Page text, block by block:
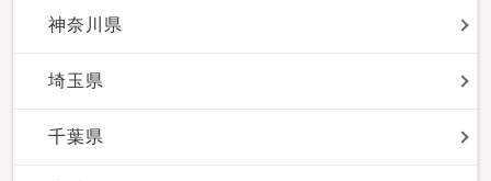
神奈川県
埼玉県
千葉県